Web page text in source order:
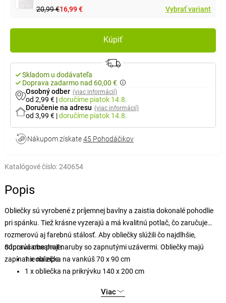
20,99 €16,99 € Vybrať variant
Kúpiť
Skladom u dodávateľa
Doprava zadarmo nad 60,00 €
Osobný odber (viac informácií)
od 2,99 € |doručíme piatok 14.8.
Doručenie na adresu (viac informácií)
od 3,99 € |doručíme piatok 14.8.
Nákupom získate45 Pohodáčikov
Katalógové číslo:240654
Popis
Obliečky sú vyrobené z príjemnej bavlny a zaistia dokonalé pohodlie
pri spánku. Tiež krásne vyzerajú a má kvalitnú potlač, čo zaručuje
rozmerovú aj farebnú stálosť. Aby obliečky slúžili čo najdlhšie,
odporúčame prať naruby so zapnutými uzávermi. Obliečky majú
zapínanie na zips.
Súprava obsahuje:
1 x obliečka na vankúš 70 x 90 cm
1 x obliečka na prikrývku 140 x 200 cm
Viac